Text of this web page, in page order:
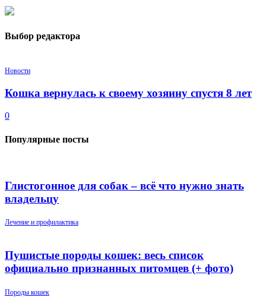
Выбор редактора
Новости
Кошка вернулась к своему хозяину спустя 8 лет
0
Популярные посты
Глистогонное для собак – всё что нужно знать
владельцу
Лечение и профилактика
Пушистые породы кошек: весь список
официально признанных питомцев (+ фото)
Породы кошек